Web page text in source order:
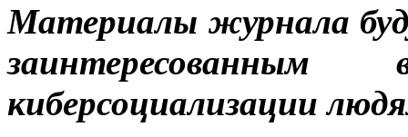
Материалы журнала
киберсоциализации